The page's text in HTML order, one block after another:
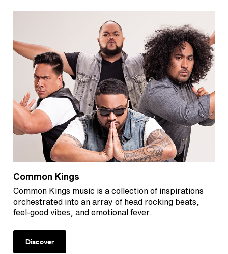
Common Kings
Common Kings music is a collection of inspirations
orchestrated into an array of head rocking beats,
feel-good vibes, and emotional fever.
Discover